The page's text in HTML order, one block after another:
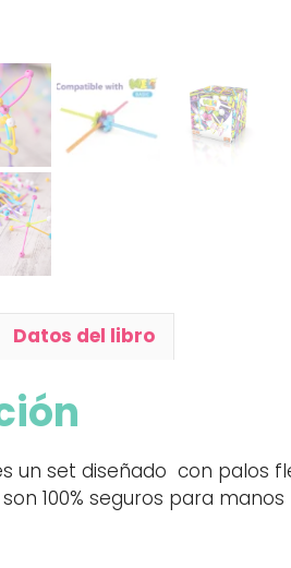
Datos del libro
es un set diseñado con
100% seguros para